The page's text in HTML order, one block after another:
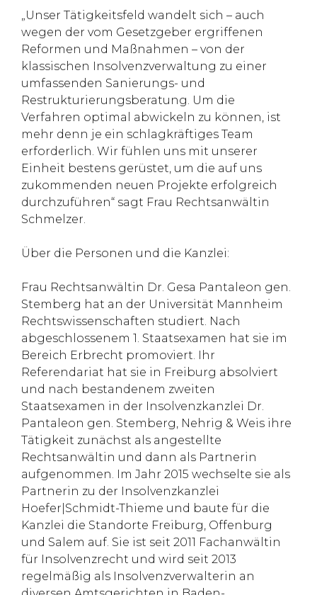
„Unser Tätigkeitsfeld wandelt sich – auch
wegen der vom Gesetzgeber ergriffenen
Reformen und Maßnahmen – von der
klassischen Insolvenzverwaltung zu einer
umfassenden Sanierungs- und
Restrukturierungsberatung. Um die
Verfahren optimal abwickeln zu können, ist
mehr denn je ein schlagkräftiges Team
erforderlich. Wir fühlen uns mit unserer
Einheit bestens gerüstet, um die auf uns
zukommenden neuen Projekte erfolgreich
durchzuführen“ sagt Frau Rechtsanwältin
Schmelzer.
Über die Personen und die Kanzlei:
Frau Rechtsanwältin Dr. Gesa Pantaleon gen.
Stemberg hat an der Universität Mannheim
Rechtswissenschaften studiert. Nach
abgeschlossenem 1. Staatsexamen hat sie im
Bereich Erbrecht promoviert. Ihr
Referendariat hat sie in Freiburg absolviert
und nach bestandenem zweiten
Staatsexamen in der Insolvenzkanzlei Dr.
Pantaleon gen. Stemberg, Nehrig & Weis ihre
Tätigkeit zunächst als angestellte
Rechtsanwältin und dann als Partnerin
aufgenommen. Im Jahr 2015 wechselte sie als
Partnerin zu der Insolvenzkanzlei
Hoefer|Schmidt-Thieme und baute für die
Kanzlei die Standorte Freiburg, Offenburg
und Salem auf. Sie ist seit 2011 Fachanwältin
für Insolvenzrecht und wird seit 2013
regelmäßig als Insolvenzverwalterin an